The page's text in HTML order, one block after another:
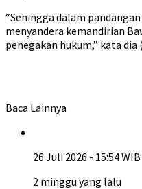
“Sehingga dalam
menyandera kemandirian
penegakan hukum,” kata
Baca Lainnya
26 Juli 2026 - 15:54 WIB
2 minggu yang lalu